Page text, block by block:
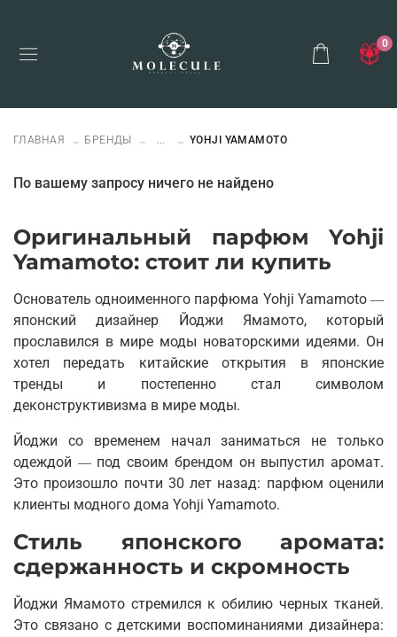
0
ГЛАВНАЯ БРЕНДЫ ... YOHJI YAMAMOTO
По вашему запросу ничего не найдено
Оригинальный парфюм Yohji
Yamamoto: стоит ли купить
Основатель одноименного парфюма Yohji Yamamoto —
японский дизайнер Йоджи Ямамото, который
прославился в мире моды новаторскими идеями. Он
хотел передать китайские открытия в японские
тренды и постепенно стал символом
деконструктивизма в мире моды.
Йоджи со временем начал заниматься не только
одеждой —под своим брендом он выпустил аромат.
Это произошло почти 30 лет назад: парфюм оценили
клиенты модного дома Yohji Yamamoto.
Стиль японского аромата:
сдержанность и скромность
Йоджи Ямамото стремился к обилию черных тканей.
Это связано с детскими воспоминаниями дизайнера: